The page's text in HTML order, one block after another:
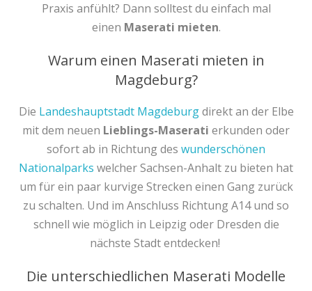
Praxis anfühlt? Dann solltest du einfach mal
einen Maserati mieten.
Warum einen Maserati mieten in
Magdeburg?
Die Landeshauptstadt Magdeburgdirekt an der Elbe
mit dem neuen Lieblings-Maserati erkunden oder
sofort ab in Richtung des wunderschönen
Nationalparks welcher Sachsen-Anhalt zu bieten hat
um für ein paar kurvige Strecken einen Gang zurück
zu schalten. Und im Anschluss Richtung A14 und so
schnell wie möglich in Leipzig oder Dresden die
nächste Stadt entdecken!
Die unterschiedlichen Maserati Modelle